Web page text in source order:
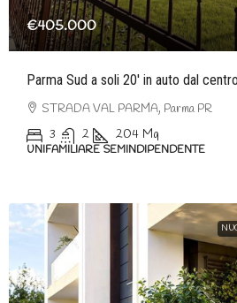
€405.000
Parma Sud a soli 20′ in auto dal
STRADA VAL PARMA, Parma PR
3 2 204 Mq
UNIFAMILIARE SEMINDIPENDENTE